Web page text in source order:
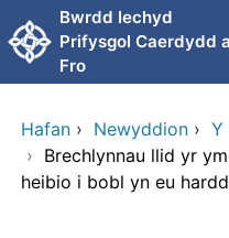
Neidio i'r prif gynnwy
Bwrdd Iechyd
Prifysgol Caerdydd
Fro
Hafan › Newyddion › Y
› Brechlynnau llid yr
heibio i bobl yn eu